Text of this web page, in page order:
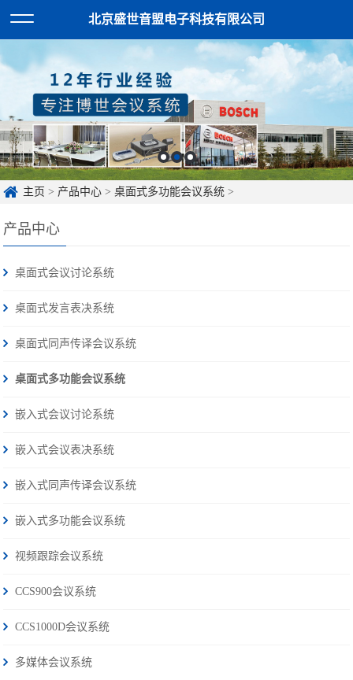
北京盛世音盟电子科技有限公司
主页 > 产品中心 >桌面式多功能会议系统 >
产品中心
桌面式会议讨论系统
桌面式发言表决系统
桌面式同声传译会议系统
桌面式多功能会议系统
嵌入式会议讨论系统
嵌入式会议表决系统
嵌入式同声传译会议系统
嵌入式多功能会议系统
视频跟踪会议系统
CCS900会议系统
CCS1000D会议系统
多媒体会议系统